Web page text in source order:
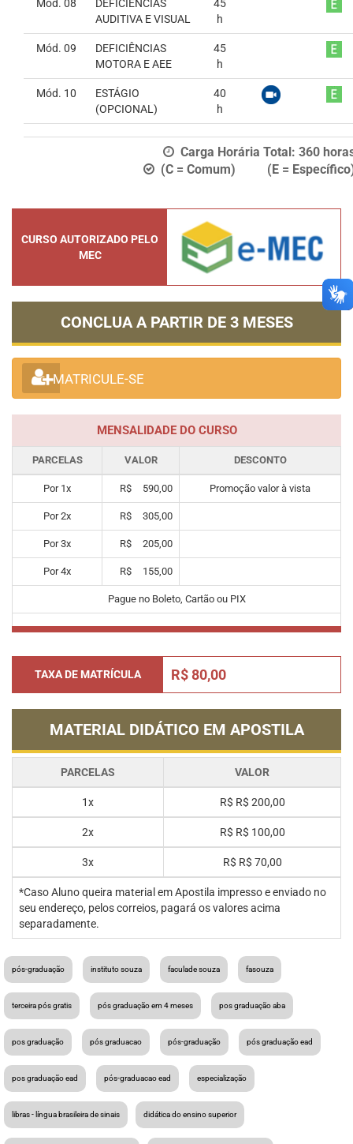
Mód. 08
DEFICIÊNCIAS
AUDITIVA E VISUAL
45
h
Mód. 09
DEFICIÊNCIAS
MOTORA E AEE
45
h
Mód. 10
ESTÁGIO
(OPCIONAL)
40
h
Carga Horária Total: 360
(C = Comum) (E =
CURSO AUTORIZADO PELO
MEC
CONCLUA A PARTIR DE 3 MESES
MATRICULE-SE
MENSALIDADE DO CURSO
PARCELAS VALOR DESCONTO
Por 1x R$ 590,00 Promoção valor à vista
Por2x R$ 305,00
Por3x R$ 205,00
Por4x R$ 155,00
Pague no Boleto, Cartão ou PIX
TAXA DE MATRÍCULA R$ 80,00
MATERIAL DIDÁTICO EM APOSTILA
PARCELAS VALOR
1x R$ R$ 200,00
2x R$ R$ 100,00
3x R$ R$ 70,00
*Caso Aluno queira material em Apostila impresso e enviado no
seu endereço, pelos correios, pagará os valores acima
separadamente.
pós-graduação instituto souza faculade souza fasouza
terceira pós gratis pós graduação em 4 meses pos graduação aba
pos graduação pós graduacao pós-graduação pós graduação ead
pos graduação ead pós-graduacao ead especialização
libras - língua brasileira de sinais didática do ensino superior